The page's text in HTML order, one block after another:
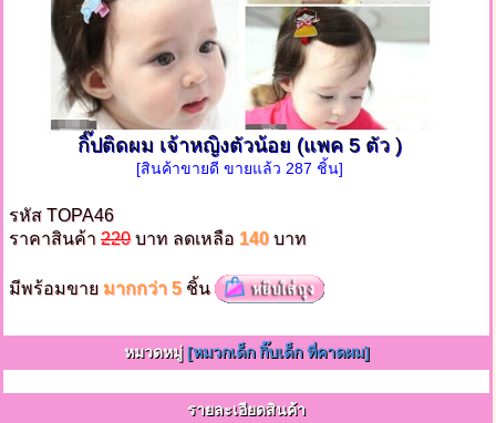
กิ๊ปติดผม เจ้าหญิงตัวน้อย (แพค 5 ตัว )
[สินค้าขายดี ขายแล้ว 287 ชิ้น]
รหัส TOPA46
ราคาสินค้า 220บาท ลดเหลือ 140 บาท
มีพร้อมขาย มากกว่า 5ชิ้น
หมวดหมู่[หมวกเด็ก กิ๊บเด็ก ที่คาดผม]
รายละเอียดสินค้า